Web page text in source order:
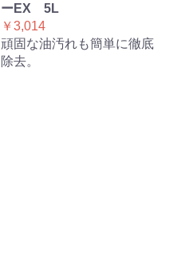
ーEX 5L
￥3,014
頑固な油汚れも簡単に徹底
除去。